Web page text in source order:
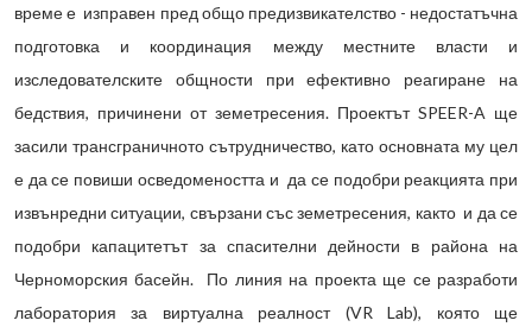
време е изправен пред общо предизвикателство - недостатъчна
подготовка и координация между местните власти и
изследователските общности при ефективно реагиране на
бедствия, причинени от земетресения. Проектът SPEER-A ще
засили трансграничното сътрудничество, като основната му цел
е да се повиши осведомеността и да се подобри реакцията при
извънредни ситуации, свързани със земетресения, както и да се
подобри капацитетът за спасителни дейности в района на
Черноморския басейн. По линия на проекта ще се разработи
лаборатория за виртуална реалност (VR Lab), която ще